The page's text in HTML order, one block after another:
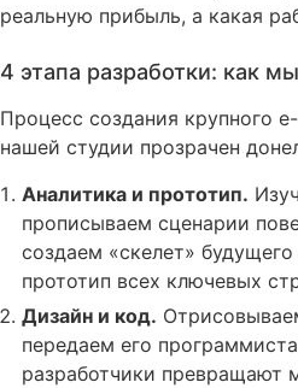
реальную прибыль, а какая
4 этапа разработки: как
Процесс создания крупного
нашей студии прозрачен
Аналитика и прототип.
прописываем сценарии
создаем «скелет»
прототип всех ключевых
Дизайн и код.
передаем его
разработчики превращают